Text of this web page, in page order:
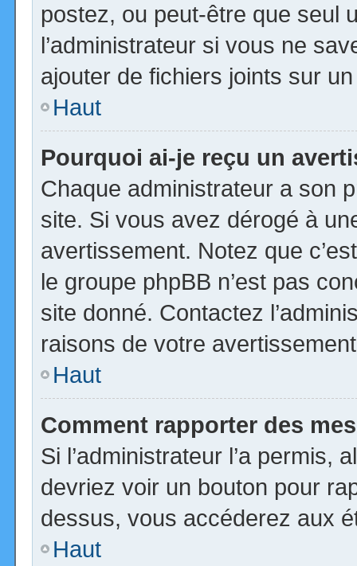
postez, ou peut-être que seul
l’administrateur si vous ne
ajouter de fichiers joints sur
Haut
Pourquoi ai-je reçu un
Chaque administrateur a son
site. Si vous avez dérogé à
avertissement. Notez que
le groupe phpBB n’est pas
site donné. Contactez
raisons de votre
Haut
Comment rapporter des
Si l’administrateur l’a permis,
devriez voir un bouton pour
dessus, vous accéderez aux
Haut